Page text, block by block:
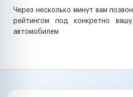
Через несколько минут вам
рейтингом под конкретно
автомобилем